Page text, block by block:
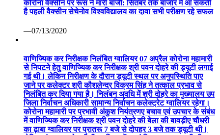
कोरोना वैक्सीन पर रूस ने मारी बाजी: सितंबर तक बाजार में आ सकती
है पहली वैक्सीन सेचेनोव विश्वविद्यालय का दावा सभी परीक्षण रहे सफल
—07/13/2020
वाणिज्यिक कर निरीक्षक निलंबित ग्वालियर 07 अप्रैल कोरोना महामारी
से निपटने हेतु वाणिज्यिक कर निरीक्षक श्री पवन दोहरे की ड्यूटी लगाई
गई थी। लेकिन निरीक्षण के दौरान ड्यूटी स्थल पर अनुपस्थिति पाए
जाने पर कलेक्टर श्री कौशलेन्द्र विक्रम सिंह ने तत्काल प्रभाव से
निलंबित कर दिया गया है। निलंबन अवधि में श्री दोहरे का मुख्यालय उप
जिला निर्वाचन अधिकारी सामान्य निर्वाचन कलेक्ट्रेट ग्वालियर रहेगा।
कोरोना महामारी पर प्रभावी अंकुश नियंत्रणए बचाव एवं उपचार के संबंध
में वाणिज्यिक कर निरीक्षक श्री पवन दोहरे की बेला की बावड़ीए चौधरी
का ढ़ाबा ग्वालियर पर प्रातरू 7 बजे से दोपहर 3 बजे तक ड्यूटी थी।